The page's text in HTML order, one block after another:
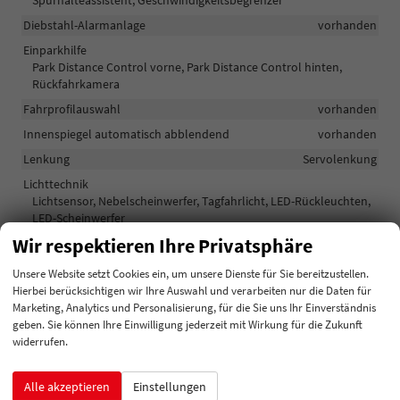
Diebstahl-Alarmanlage
vorhanden
Einparkhilfe
Park Distance Control vorne, Park Distance Control hinten,
Rückfahrkamera
Fahrprofilauswahl
vorhanden
Innenspiegel automatisch abblendend
vorhanden
Lenkung
Servolenkung
Lichttechnik
Lichtsensor, Nebelscheinwerfer, Tagfahrlicht, LED-Rückleuchten,
LED-Scheinwerfer
Pannenhilfe
Start/Stop-Automatik
vorhanden
Zentralverriegelung
Zentralverriegelung, Zentralverriegelung mit
Funkfernbedienung, Schlüssellose Zentralverriegelung (Keyless
Go)
Außen
Wir respektieren Ihre Privatsphäre
Unsere Website setzt Cookies ein, um unsere Dienste für Sie bereitzustellen.
Hierbei berücksichtigen wir Ihre Auswahl und verarbeiten nur die Daten für
Marketing, Analytics und Personalisierung, für die Sie uns Ihr Einverständnis
geben. Sie können Ihre Einwilligung jederzeit mit Wirkung für die Zukunft
widerrufen.
Alle akzeptieren Einstellungen